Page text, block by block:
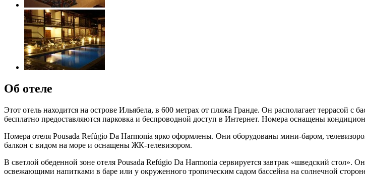
Об отеле
Этот отель находится на острове Ильябела, в 600 метрах от пляжа Гранде. Он располагает террасой
бесплатно предоставляются парковка и беспроводной доступ в Интернет. Номера оснащены
Номера отеля Pousada Refúgio Da Harmonia ярко оформлены. Они оборудованы мини-баром,
балкон с видом на море и оснащены ЖК-телевизором.
В светлой обеденной зоне отеля Pousada Refúgio Da Harmonia сервируется завтрак «шведский
освежающими напитками в баре или у окруженного тропическим садом бассейна на солнечной